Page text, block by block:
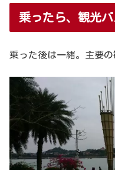
乗ったら、観光バ
乗った後は一緒。主要の